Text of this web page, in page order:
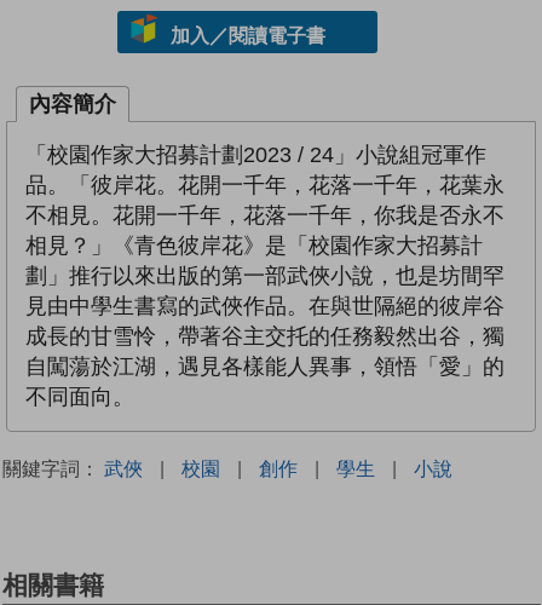
加入／閱讀電子書
內容簡介
「校園作家大招募計劃2023 / 24」小說組冠軍作
品。「彼岸花。花開一千年，花落一千年，花葉永
不相見。花開一千年，花落一千年，你我是否永不
相見？」《青色彼岸花》是「校園作家大招募計
劃」推行以來出版的第一部武俠小說，也是坊間罕
見由中學生書寫的武俠作品。在與世隔絕的彼岸谷
成長的甘雪怜，帶著谷主交托的任務毅然出谷，獨
自闖蕩於江湖，遇見各樣能人異事，領悟「愛」的
不同面向。
關鍵字詞： 武俠 | 校園 | 創作 | 學生 | 小說
相關書籍